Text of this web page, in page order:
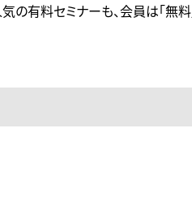
の有料セミナーも、会員は「無